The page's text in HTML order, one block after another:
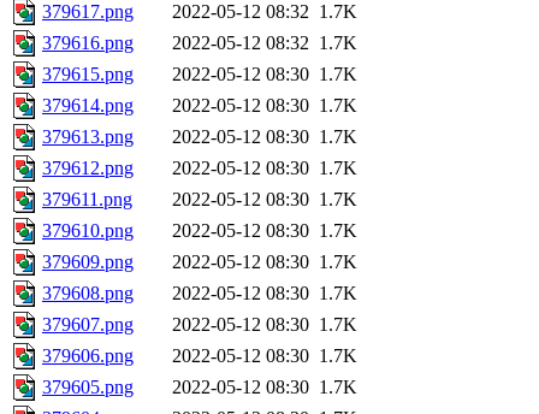
379617.png
2022-05-12 08:32 1.7K
379616.png
2022-05-12 08:32 1.7K
379615.png
2022-05-12 08:30 1.7K
379614.png
2022-05-12 08:30 1.7K
379613.png
2022-05-12 08:30 1.7K
379612.png
2022-05-12 08:30 1.7K
379611.png
2022-05-12 08:30 1.7K
379610.png
2022-05-12 08:30 1.7K
379609.png
2022-05-12 08:30 1.7K
379608.png
2022-05-12 08:30 1.7K
379607.png
2022-05-12 08:30 1.7K
379606.png
2022-05-12 08:30 1.7K
379605.png
2022-05-12 08:30 1.7K